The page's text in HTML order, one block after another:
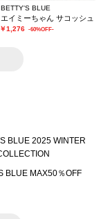
BETTY'S BLUE
エイミーちゃん サコッシュ
￥1,276 -60%OFF-